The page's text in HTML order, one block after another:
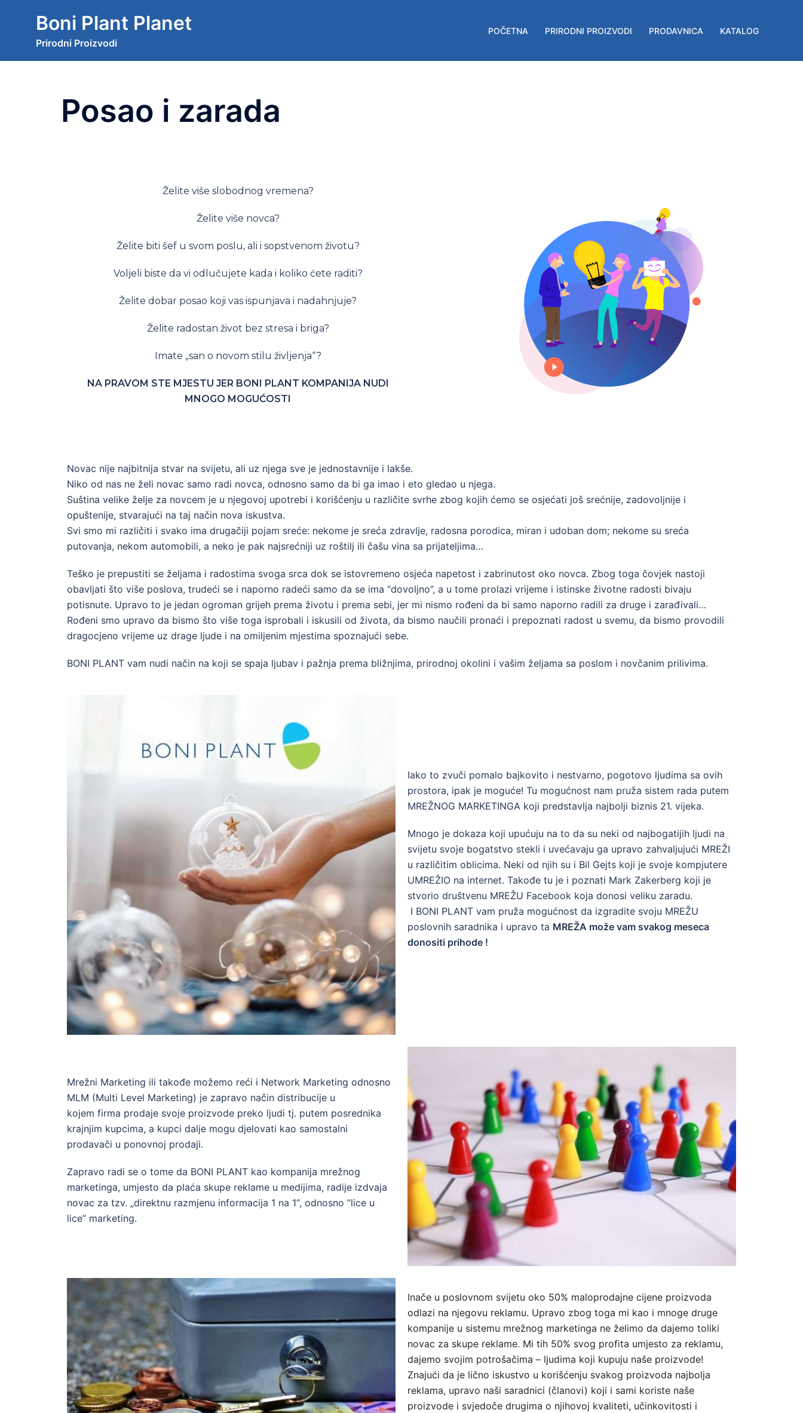
Boni Plant Planet
Prirodni Proizvodi
POČETNA PRIRODNI PROIZVODI PRODAVNICA KATALOG
Posao i zarada
Želite više slobodnog vremena?
Želite više novca?
Želite biti šef u svom poslu, ali i sopstvenom životu?
Voljeli biste da vi odlučujete kada i koliko ćete raditi?
Želite dobar posao koji vas ispunjava i nadahnjuje?
Želite radostan život bez stresa i briga?
Imate „san o novom stilu življenja“?
NA PRAVOM STE MJESTU JER BONI PLANT KOMPANIJA NUDI
MNOGO MOGUĆOSTI
Novac nije najbitnija stvar na svijetu, ali uz njega sve je jednostavnije i lakše.
Niko od nas ne želi novac samo radi novca, odnosno samo da bi ga imao i eto gledao u njega.
Suština velike želje za novcem je u njegovoj upotrebi i korišćenju u različite svrhe zbog kojih ćemo se osjećati još srećnije, zadovoljnije i
opuštenije, stvarajući na taj način nova iskustva.
Svi smo mi različiti i svako ima drugačiji pojam sreće: nekome je sreća zdravlje, radosna porodica, miran i udoban dom; nekome su sreća
putovanja, nekom automobili, a neko je pak najsrećniji uz roštilj ili čašu vina sa prijateljima…
Teško je prepustiti se željama i radostima svoga srca dok se istovremeno osjeća napetost i zabrinutost oko novca. Zbog toga čovjek nastoji
obavljati što više poslova, trudeći se i naporno radeći samo da se ima “dovoljno”, a u tome prolazi vrijeme i istinske životne radosti bivaju
potisnute. Upravo to je jedan ogroman grijeh prema životu i prema sebi, jer mi nismo rođeni da bi samo naporno radili za druge i zarađivali…
Rođeni smo upravo da bismo što više toga isprobali i iskusili od života, da bismo naučili pronaći i prepoznati radost u svemu, da bismo provodili
dragocjeno vrijeme uz drage ljude i na omiljenim mjestima spoznajući sebe.
BONI PLANT vam nudi način na koji se spaja ljubav i pažnja prema bližnjima, prirodnoj okolini i vašim željama sa poslom i novčanim prilivima.
Iako to zvuči pomalo bajkovito i nestvarno, pogotovo ljudima sa ovih
prostora, ipak je moguće! Tu mogućnost nam pruža sistem rada putem
MREŽNOG MARKETINGA koji predstavlja najbolji biznis 21. vijeka.
Mnogo je dokaza koji upućuju na to da su neki od najbogatijih ljudi na
svijetu svoje bogatstvo stekli i uvećavaju ga upravo zahvaljujući MREŽI
u različitim oblicima. Neki od njih su i Bil Gejts koji je svoje kompjutere
UMREŽIO na internet. Takođe tu je i poznati Mark Zakerberg koji je
stvorio društvenu MREŽU Facebook koja donosi veliku zaradu.
I BONI PLANT vam pruža mogućnost da izgradite svoju MREŽU
poslovnih saradnika i upravo ta MREŽA može vam svakog meseca
donositi prihode !
Mrežni Marketing ili takođe možemo reći i Network Marketing odnosno
MLM (Multi Level Marketing) je zapravo način distribucije u
kojem firma prodaje svoje proizvode preko ljudi tj. putem posrednika
krajnjim kupcima, a kupci dalje mogu djelovati kao samostalni
prodavači u ponovnoj prodaji.
Zapravo radi se o tome da BONI PLANT kao kompanija mrežnog
marketinga, umjesto da plaća skupe reklame u medijima, radije izdvaja
novac za tzv. „direktnu razmjenu informacija 1 na 1“, odnosno “lice u
lice” marketing.
Inače u poslovnom svijetu oko 50% maloprodajne cijene proizvoda
odlazi na njegovu reklamu. Upravo zbog toga mi kao i mnoge druge
kompanije u sistemu mrežnog marketinga ne želimo da dajemo toliki
novac za skupe reklame. Mi tih 50% svog profita umjesto za reklamu,
dajemo svojim potrošačima – ljudima koji kupuju naše proizvode!
Znajući da je lično iskustvo u korišćenju svakog proizvoda najbolja
reklama, upravo naši saradnici (članovi) koji i sami koriste naše
proizvode i svjedoče drugima o njihovoj kvaliteti, učinkovitosti i